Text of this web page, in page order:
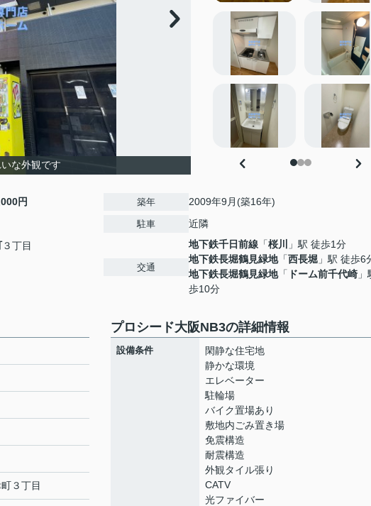
いな外観です
円
３丁目
築年 2009年9月(築16年)
駐車 近隣
交通
地下鉄千日前線 「桜川
」駅 徒歩1分
地下鉄長堀鶴見緑地「西長堀 」駅 徒歩6
地下鉄長堀鶴見緑地「 ドーム前千代崎
歩10分
３丁目
プロシード大阪NB3の詳細情報
設備条件
閑静な住宅地
静かな環境
エレベーター
駐輪場
バイク置場あり
敷地内ごみ置き場
免震構造
耐震構造
外観タイル張り
CATV
光ファイバー